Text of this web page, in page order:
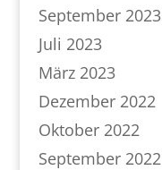
September 2023
Juli 2023
März 2023
Dezember 2022
Oktober 2022
September 2022